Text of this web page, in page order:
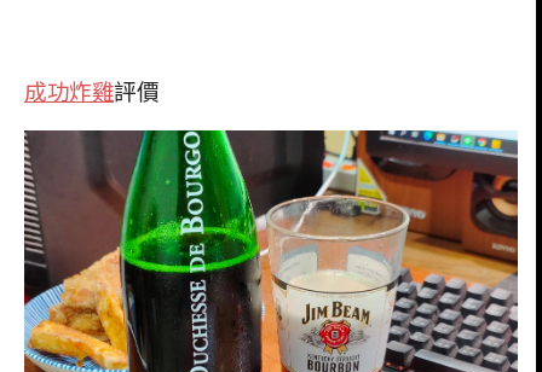
成功炸雞評價